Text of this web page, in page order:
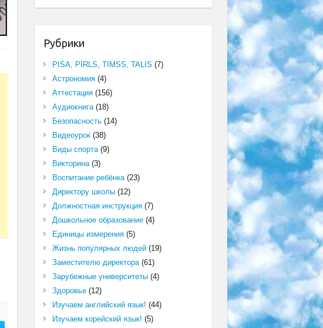
Рубрики
PISA, PIRLS, TIMSS, TALIS (7)
Астрономия(4)
Аттестация(156)
Аудиокнига(18)
Безопасность(14)
Видеоурок(38)
Виды спорта(9)
Викторина(3)
Воспитание ребёнка(23)
Директору школы(12)
Должностная инструкция(7)
Дошкольное образование(4)
Единицы измерения(5)
Жизнь популярных людей(19)
Заместителю директора(61)
Зарубежные университеты(4)
Здоровье(12)
Изучаем английский язык! (44)
Изучаем корейский язык! (5)